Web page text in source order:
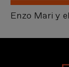
Enzo Mari y